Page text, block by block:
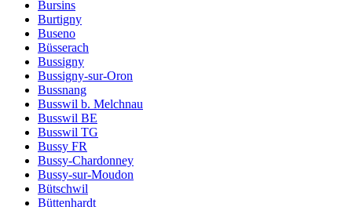
Bursins
Burtigny
Buseno
Büsserach
Bussigny
Bussigny-sur-Oron
Bussnang
Busswil b. Melchnau
Busswil BE
Busswil TG
Bussy FR
Bussy-Chardonney
Bussy-sur-Moudon
Bütschwil
Büttenhardt